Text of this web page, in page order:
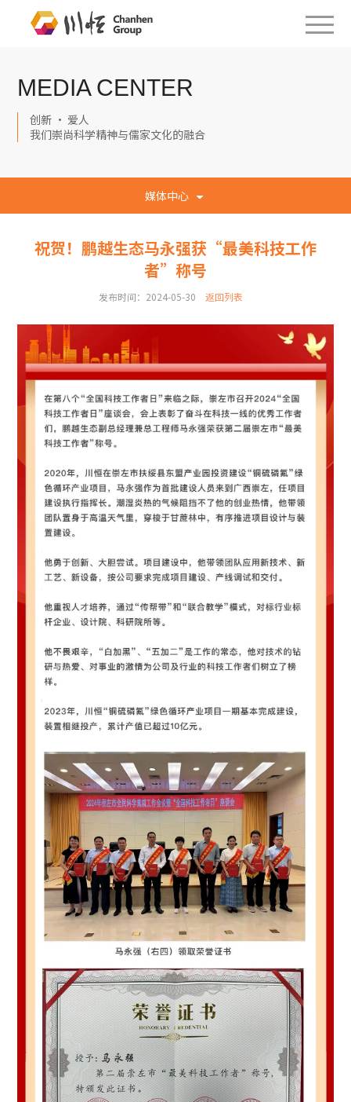
MEDIA CENTER
创新 · 爱人
我们崇尚科学精神与儒家文化的融合
媒体中心
祝贺！鹏越生态马永强获“最美科技工作
者”称号
发布时间：2024-05-30 返回列表